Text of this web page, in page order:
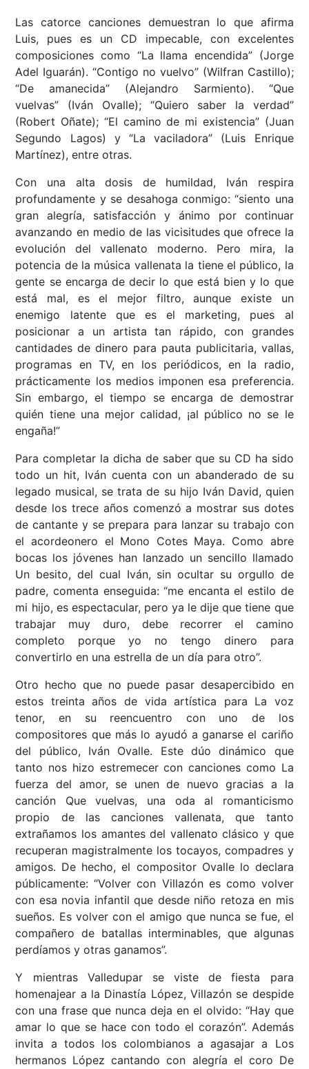
Las catorce canciones demuestran lo que afirma
Luis, pues es un CD impecable, con excelentes
composiciones como “La llama encendida” (Jorge
Adel Iguarán). “Contigo no vuelvo” (Wilfran Castillo);
“De amanecida” (Alejandro Sarmiento). “Que
vuelvas” (Iván Ovalle); “Quiero saber la verdad”
(Robert Oñate); “El camino de mi existencia” (Juan
Segundo Lagos) y “La vaciladora” (Luis Enrique
Martínez), entre otras.
Con una alta dosis de humildad, Iván respira
profundamente y se desahoga conmigo: “siento una
gran alegría, satisfacción y ánimo por continuar
avanzando en medio de las vicisitudes que ofrece la
evolución del vallenato moderno. Pero mira, la
potencia de la música vallenata la tiene el público, la
gente se encarga de decir lo que está bien y lo que
está mal, es el mejor filtro, aunque existe un
enemigo latente que es el marketing, pues al
posicionar a un artista tan rápido, con grandes
cantidades de dinero para pauta publicitaria, vallas,
programas en TV, en los periódicos, en la radio,
prácticamente los medios imponen esa preferencia.
Sin embargo, el tiempo se encarga de demostrar
quién tiene una mejor calidad, ¡al público no se le
engaña!”
Para completar la dicha de saber que su CD ha sido
todo un hit, Iván cuenta con un abanderado de su
legado musical, se trata de su hijo Iván David, quien
desde los trece años comenzó a mostrar sus dotes
de cantante y se prepara para lanzar su trabajo con
el acordeonero el Mono Cotes Maya. Como abre
bocas los jóvenes han lanzado un sencillo llamado
Un besito, del cual Iván, sin ocultar su orgullo de
padre, comenta enseguida: “me encanta el estilo de
mi hijo, es espectacular, pero ya le dije que tiene que
trabajar muy duro, debe recorrer el camino
completo porque yo no tengo dinero para
convertirlo en una estrella de un día para otro”.
Otro hecho que no puede pasar desapercibido en
estos treinta años de vida artística para La voz
tenor, en su reencuentro con uno de los
compositores que más lo ayudó a ganarse el cariño
del público, Iván Ovalle. Este dúo dinámico que
tanto nos hizo estremecer con canciones como La
fuerza del amor, se unen de nuevo gracias a la
canción Que vuelvas, una oda al romanticismo
propio de las canciones vallenata, que tanto
extrañamos los amantes del vallenato clásico y que
recuperan magistralmente los tocayos, compadres y
amigos. De hecho, el compositor Ovalle lo declara
públicamente: “Volver con Villazón es como volver
con esa novia infantil que desde niño retoza en mis
sueños. Es volver con el amigo que nunca se fue, el
compañero de batallas interminables, que algunas
perdíamos y otras ganamos”.
Y mientras Valledupar se viste de fiesta para
homenajear a la Dinastía López, Villazón se despide
con una frase que nunca deja en el olvido: “Hay que
amar lo que se hace con todo el corazón”. Además
invita a todos los colombianos a agasajar a Los
hermanos López cantando con alegría el coro De